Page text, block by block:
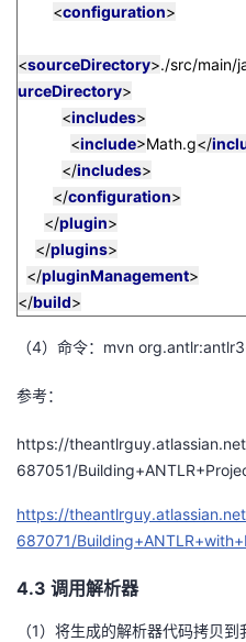
<configuration>
<sourceDirectory>./src/main/
urceDirectory>
<includes>
<include>Math.g</
</includes>
</configuration>
</plugin>
</plugins>
</pluginManagement>
</build>
（4）命令：mvn
参考：
https://
687051/
https://
687071/
4.3 调用解析器
（1）将生成的解析器代码拷贝到